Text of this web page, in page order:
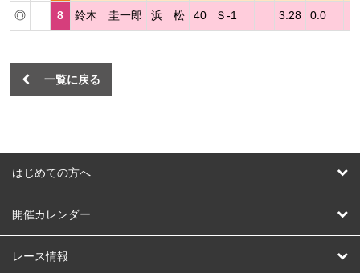
◎ 8 鈴木 圭一郎 浜 松 40 Ｓ-1 3.28 0.0
一覧に戻る
はじめての方へ
はじめての方へ
開催カレンダー
競輪
レース情報